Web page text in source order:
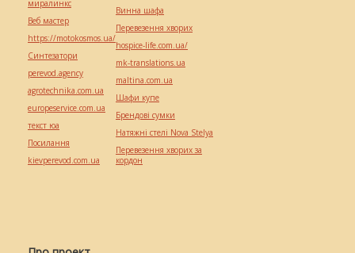
миралинкс
Веб мастер
https://motokosmos.ua/
Синтезатори
perevod.agency
agrotechnika.com.ua
europeservice.com.ua
текст юа
Посилання
kievperevod.com.ua
Винна шафа
Перевезення хворих
hospice-life.com.ua/
mk-translations.ua
maltina.com.ua
Шафи купе
Брендові сумки
Натяжні стелі Nova Stelya
Перевезення хворих за
кордон